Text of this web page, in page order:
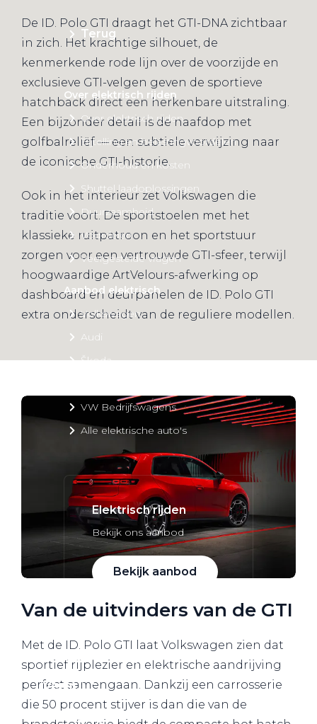
Terug
Over elektrisch rijden
Over elektrisch rijden
Bijtelling en belastingvoordelen
Onderhoud en kosten
Shuttel laadoplossingen
Duurzaamheid
Voordelen
Veelgestelde vragen
Aanbod elektrisch
Volkswagen
Audi
Škoda
VW Bedrijfswagens
Alle elektrische auto's
Elektrisch rijden
Bekijk ons aanbod
Bekijk aanbod
Elektrisch rijden
Verhuur
Vestigingen
De ID. Polo GTI draagt het GTI-DNA zichtbaar
in zich. Het krachtige silhouet, de
kenmerkende rode lijn over de voorzijde en
exclusieve GTI-velgen geven de sportieve
hatchback direct een herkenbare uitstraling.
Een bijzonder detail is de naafdop met
golfbalreliëf — een subtiele verwijzing naar
de iconische GTI-historie.
Ook in het interieur zet Volkswagen die
traditie voort. De sportstoelen met het
klassieke ruitpatroon en het sportstuur
zorgen voor een vertrouwde GTI-sfeer, terwijl
hoogwaardige ArtVelours-afwerking op
dashboard en deurpanelen de ID. Polo GTI
extra onderscheidt van de reguliere modellen.
Van de uitvinders van de GTI
Met de ID. Polo GTI laat Volkswagen zien dat
sportief rijplezier en elektrische aandrijving
perfect samengaan. Dankzij een carrosserie
die 50 procent stijver is dan die van de